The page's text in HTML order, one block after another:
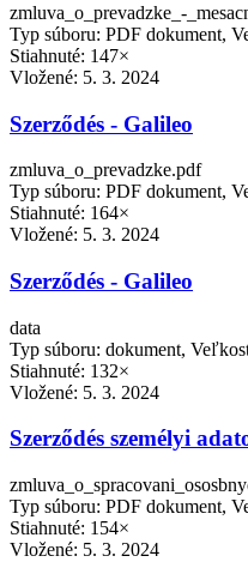
zmluva_o_prevadzke_-
Typ súboru: PDF dokument,
Stiahnuté: 147×
Vložené: 5. 3. 2024
Szerződés - Galileo
zmluva_o_prevadzke.pdf
Typ súboru: PDF dokument,
Stiahnuté: 164×
Vložené: 5. 3. 2024
Szerződés - Galileo
data
Typ súboru: dokument,
Stiahnuté: 132×
Vložené: 5. 3. 2024
Szerződés személyi
Typ súboru: PDF dokument,
Stiahnuté: 154×
Vložené: 5. 3. 2024